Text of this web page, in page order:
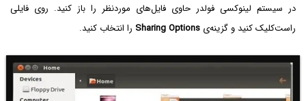
در سیستم لینوکسی فولدر حاوی فایل‌های موردنظر را باز کنید. روی فایلی
راست‌کلیک کنید و گزینه‌ی Sharing Options را انتخاب کنید.